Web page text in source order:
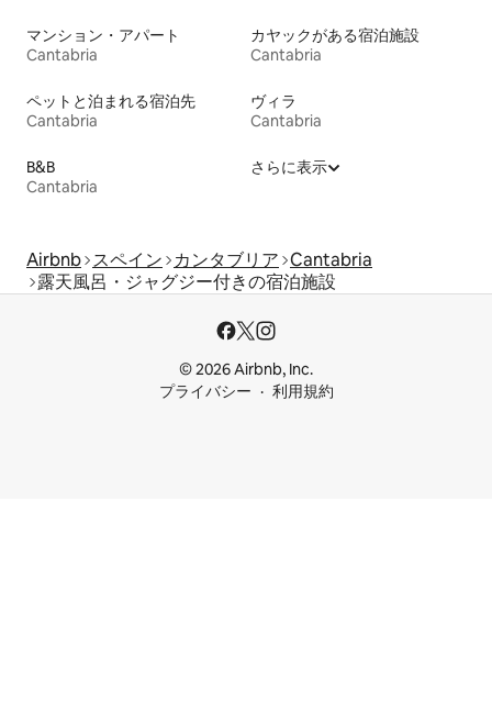
マンション・アパート
Cantabria
カヤックがある宿泊施設
Cantabria
ペットと泊まれる宿泊先
Cantabria
ヴィラ
Cantabria
B&B
Cantabria
さらに表示
Airbnb スペイン カンタブリア Cantabria
露天風呂・ジャグジー付きの宿泊施設
© 2026 Airbnb, Inc.
プライバシー
利用規約